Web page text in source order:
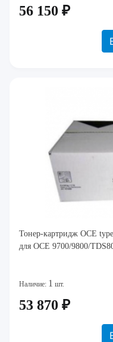
56 150 ₽
Тонер-картридж OCE
для OCE 9700/9800/
Наличие: 1 шт.
53 870 ₽